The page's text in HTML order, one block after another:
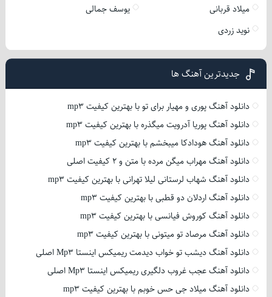
میلاد قربانی
یوسف جمالی
نوید زردی
جدیدترین آهنگ ها
دانلود آهنگ پوری و مهیار برای تو با بهترین کیفیت mp3
دانلود آهنگ پوریا آدرویت میگذره با بهترین کیفیت mp3
دانلود آهنگ هودادکا میبخشم با بهترین کیفیت mp3
دانلود آهنگ مهراب میگن مرده با متن و 2 کیفیت اصلی
دانلود آهنگ شهاب لرستانی لیلا تهرانی با بهترین کیفیت mp3
دانلود آهنگ اردلان دو قطبی با بهترین کیفیت mp3
دانلود آهنگ کوروش فیانسی با بهترین کیفیت mp3
دانلود آهنگ مرصاد تو میتونی با بهترین کیفیت mp3
دانلود آهنگ دیشب تو خواب دیدمت ریمیکس اینستا Mp3 اصلی
دانلود آهنگ عجب غروب دلگیری ریمیکس اینستا Mp3 اصلی
دانلود آهنگ میلاد جی حس خوبم با بهترین کیفیت mp3